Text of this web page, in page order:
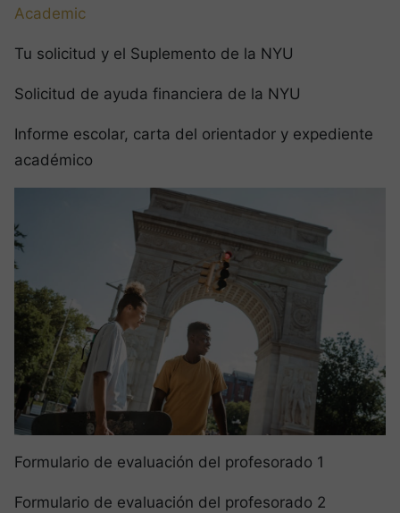
Academic
Tu solicitud y el Suplemento de la NYU
Solicitud de ayuda financiera de la NYU
Informe escolar, carta del orientador y expediente
académico
Formulario de evaluación del profesorado 1
Formulario de evaluación del profesorado 2